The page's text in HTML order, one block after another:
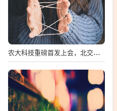
农大科技重磅首发上会，北交所募资达4.13亿元，科技创新引领未来发展！